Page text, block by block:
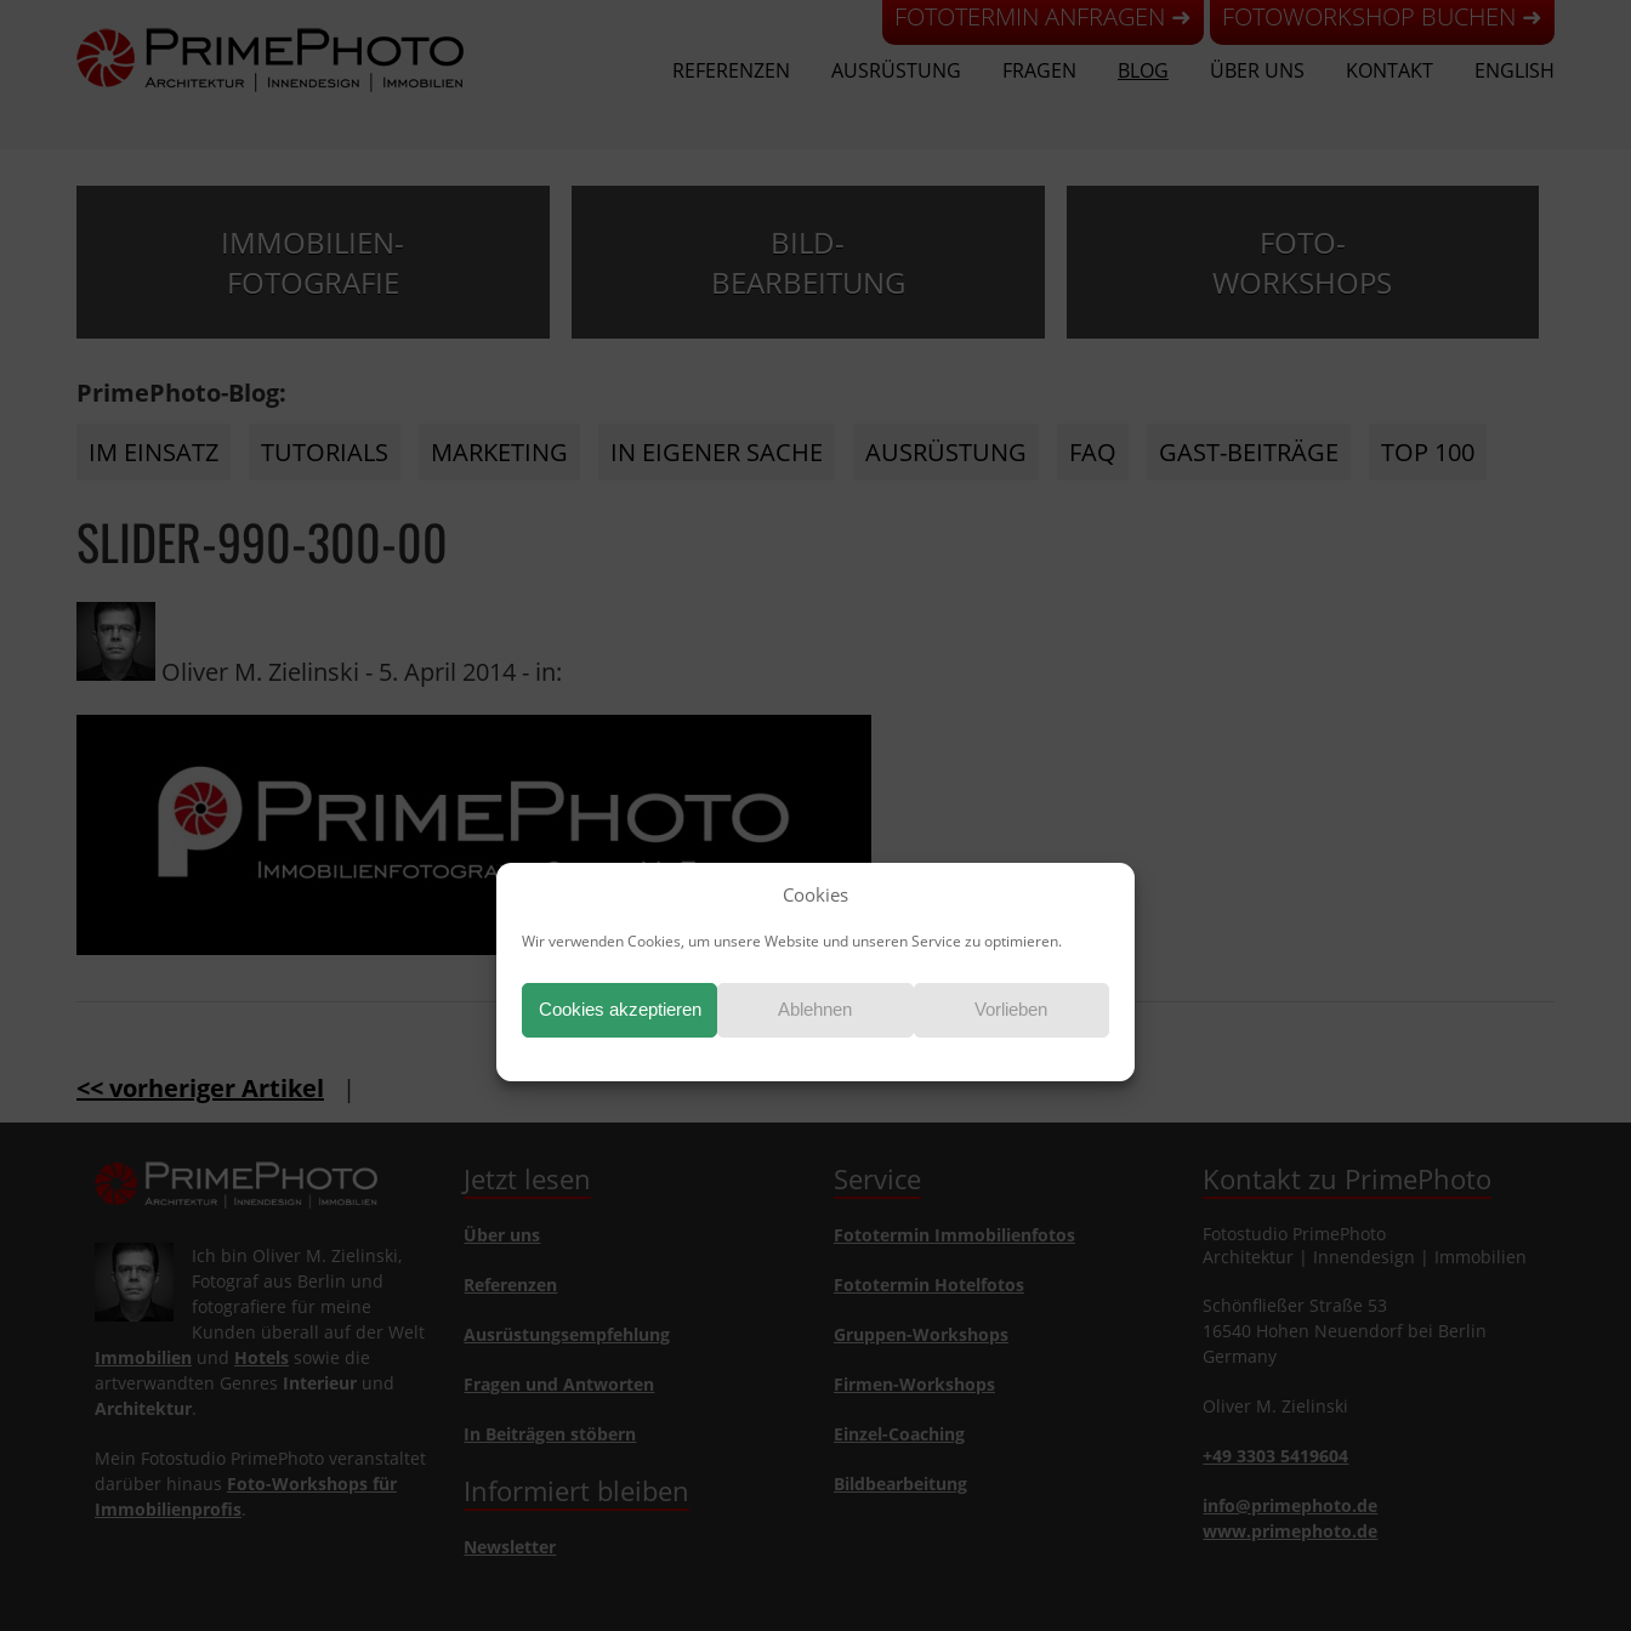
Cookies
Wir verwenden Cookies, um unsere Website und unseren Service zu optimieren.
Cookies akzeptieren Ablehnen Vorlieben
FOTOTERMIN ANFRAGEN ➜ FOTOWORKSHOP BUCHEN ➜
REFERENZEN AUSRÜSTUNG FRAGEN BLOG ÜBER UNS KONTAKT ENGLISH
IMMOBILIEN-
FOTOGRAFIE
BILD-
BEARBEITUNG
FOTO-
WORKSHOPS
PrimePhoto-Blog:
IM EINSATZ
TUTORIALS MARKETING IN EIGENER SACHE AUSRÜSTUNG FAQ GAST-BEITRÄGE TOP 100
SLIDER-990-300-00
Oliver M. Zielinski - 5. April 2014 - in:
<< vorheriger Artikel |
Ich bin Oliver M. Zielinski,
Fotograf aus Berlin und
fotografiere für meine
Kunden überall auf der Welt
Immobilien und Hotels sowie die
artverwandten Genres Interieurund
Architektur.
Mein Fotostudio PrimePhoto veranstaltet
darüber hinaus Foto-Workshops für
Immobilienprofis.
Jetzt lesen
Über uns
Referenzen
Ausrüstungsempfehlung
Fragen und Antworten
In Beiträgen stöbern
Informiert bleiben
Newsletter
Service
Fototermin Immobilienfotos
Fototermin Hotelfotos
Gruppen-Workshops
Firmen-Workshops
Einzel-Coaching
Bildbearbeitung
Kontakt zu PrimePhoto
Fotostudio PrimePhoto
Architektur | Innendesign | Immobilien
Schönfließer Straße 53
16540 Hohen Neuendorf bei Berlin
Germany
Oliver M. Zielinski
+49 3303 5419604
info@primephoto.de
www.primephoto.de